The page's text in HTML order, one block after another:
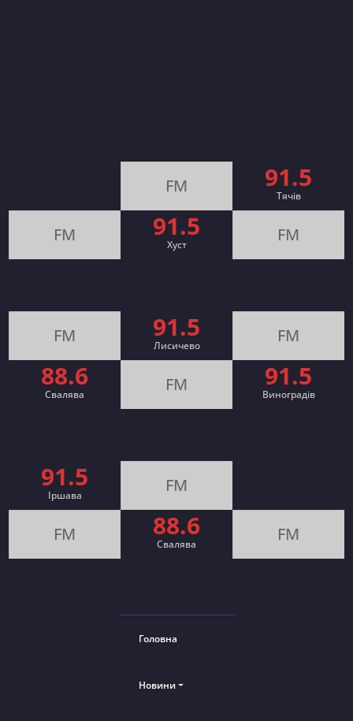
FM 91.5
Тячів
FM 91.5
Хуст FM
FM 91.5
Лисичево FM
88.6
Свалява FM 91.5
Виноградів
91.5
Іршава FM
FM 88.6
Cвалява FM
Головна
Новини